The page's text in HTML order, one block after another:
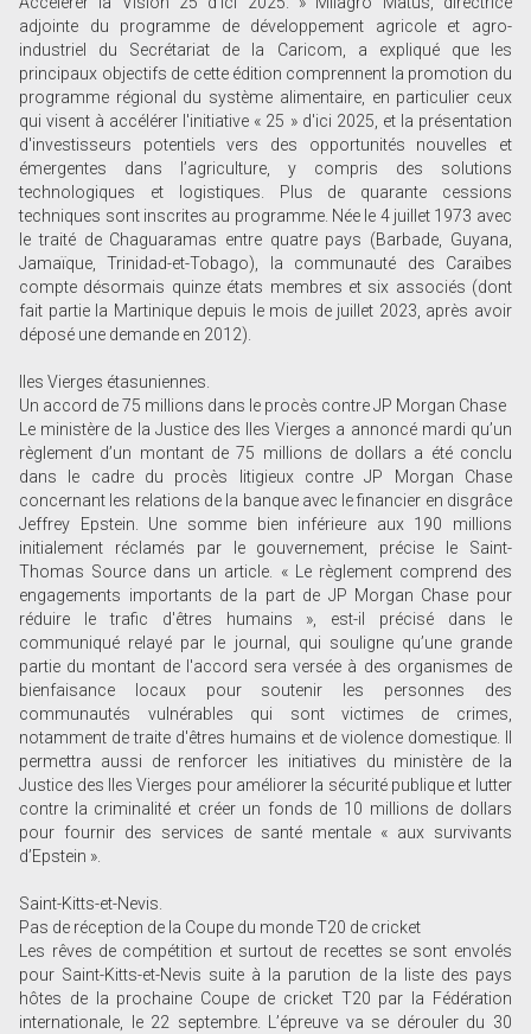
adjointe du programme de développement agricole et agro-
industriel du Secrétariat de la Caricom, a expliqué que les
principaux objectifs de cette édition comprennent la promotion du
programme régional du système alimentaire, en particulier ceux
qui visent à accélérer l'initiative « 25 » d'ici 2025, et la présentation
d'investisseurs potentiels vers des opportunités nouvelles et
émergentes dans l’agriculture, y compris des solutions
technologiques et logistiques. Plus de quarante cessions
techniques sont inscrites au programme. Née le 4 juillet 1973 avec
le traité de Chaguaramas entre quatre pays (Barbade, Guyana,
Jamaïque, Trinidad-et-Tobago), la communauté des Caraïbes
compte désormais quinze états membres et six associés (dont
fait partie la Martinique depuis le mois de juillet 2023, après avoir
déposé une demande en 2012).
Iles Vierges étasuniennes.
Un accord de 75 millions dans le procès contre JP Morgan Chase
Le ministère de la Justice des Iles Vierges a annoncé mardi qu’un
règlement d’un montant de 75 millions de dollars a été conclu
dans le cadre du procès litigieux contre JP Morgan Chase
concernant les relations de la banque avec le financier en disgrâce
Jeffrey Epstein. Une somme bien inférieure aux 190 millions
initialement réclamés par le gouvernement, précise le Saint-
Thomas Source dans un article. « Le règlement comprend des
engagements importants de la part de JP Morgan Chase pour
réduire le trafic d'êtres humains », est-il précisé dans le
communiqué relayé par le journal, qui souligne qu’une grande
partie du montant de l'accord sera versée à des organismes de
bienfaisance locaux pour soutenir les personnes des
communautés vulnérables qui sont victimes de crimes,
notamment de traite d'êtres humains et de violence domestique. Il
permettra aussi de renforcer les initiatives du ministère de la
Justice des Iles Vierges pour améliorer la sécurité publique et lutter
contre la criminalité et créer un fonds de 10 millions de dollars
pour fournir des services de santé mentale « aux survivants
d’Epstein ».
Saint-Kitts-et-Nevis.
Pas de réception de la Coupe du monde T20 de cricket
Les rêves de compétition et surtout de recettes se sont envolés
pour Saint-Kitts-et-Nevis suite à la parution de la liste des pays
hôtes de la prochaine Coupe de cricket T20 par la Fédération
internationale, le 22 septembre. L’épreuve va se dérouler du 30